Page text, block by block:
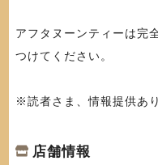
アフタヌーンティーは完
つけてください。
※読者さま、情報提供あ
店舗情報